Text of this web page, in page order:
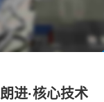
朗进·核心技术